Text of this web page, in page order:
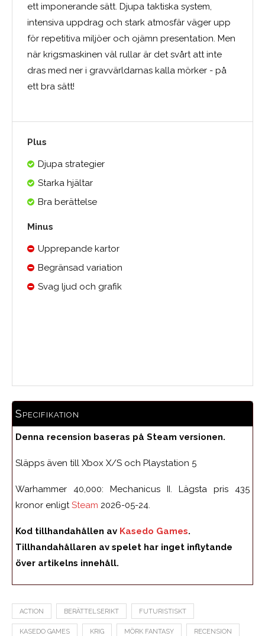
ett imponerande sätt. Djupa taktiska system,
intensiva uppdrag och stark atmosfär väger upp
för repetitiva miljöer och ojämn presentation. Men
när krigsmaskinen väl rullar är det svårt att inte
dras med ner i gravvärldarnas kalla mörker - på
ett bra sätt!
Plus
Djupa strategier
Starka hjältar
Bra berättelse
Minus
Upprepande kartor
Begränsad variation
Svag ljud och grafik
Specifikation
Denna recension baseras på Steam versionen.
Släpps även till Xbox X/S och Playstation 5
Warhammer 40,000: Mechanicus II. Lägsta pris 435
kronor enligtSteam 2026-05-24.
Kod tillhandahållen av Kasedo Games.
Tillhandahållaren av spelet har inget inflytande
över artikelns innehåll.
ACTION BERÄTTELSERIKT FUTURISTISKT
KASEDO GAMES KRIG MÖRK FANTASY RECENSION